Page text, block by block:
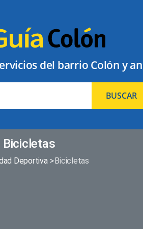
del barrio Colón y
BUSCAR
Bicicletas
Deportiva Bicicletas